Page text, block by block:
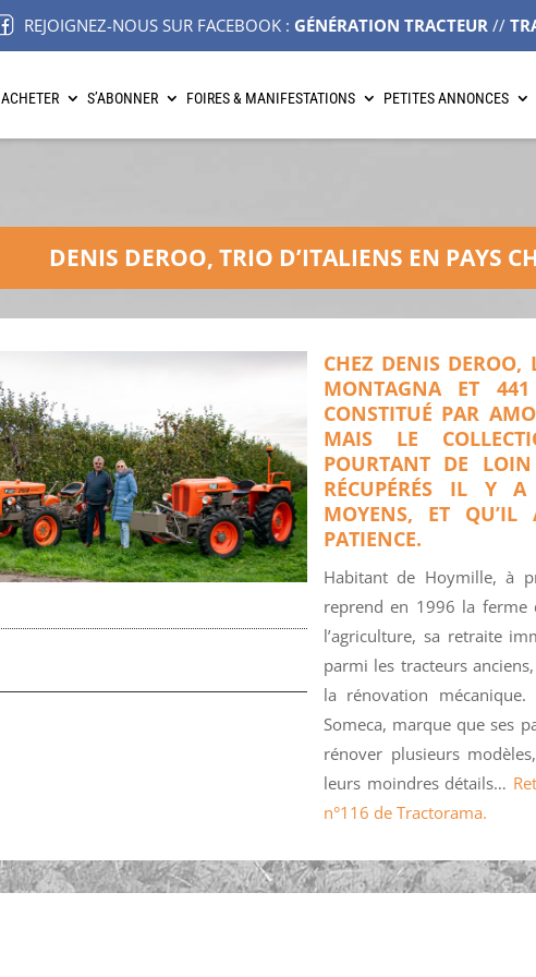
REJOIGNEZ-NOUS SUR FACEBOOK : GÉNÉRATION TRACTEUR//
ACHETER S’ABONNER FOIRES & MANIFESTATIONS PETITES ANNONCES
DENIS DEROO, TRIO D’ITALIENS EN PAYS
CHEZ DENIS DEROO,
MONTAGNA ET
CONSTITUÉ PAR
MAIS LE
POURTANT DE
RÉCUPÉRÉS IL Y
MOYENS, ET
PATIENCE.
Habitant de Hoymille, à
reprend en 1996 la ferme
l’agriculture, sa retraite
parmi les tracteurs
la rénovation
Someca, marque que ses
rénover plusieurs
leurs moindres détails…
n°116 de Tractorama.